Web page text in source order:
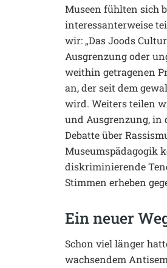
Museen fühlten sich
interessanterweise
wir: „Das Joods
Ausgrenzung oder
weithin getragenen
an, der seit dem
wird. Weiters teilen
und Ausgrenzung, in
Debatte über
Museumspädagogik
diskriminierende
Stimmen erheben
Ein neuer
Schon viel länger
wachsendem